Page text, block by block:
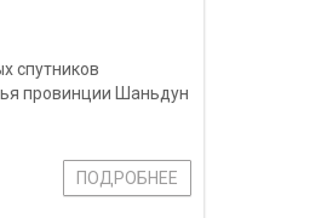
спутников
провинции Шаньдун
ПОДРОБНЕЕ